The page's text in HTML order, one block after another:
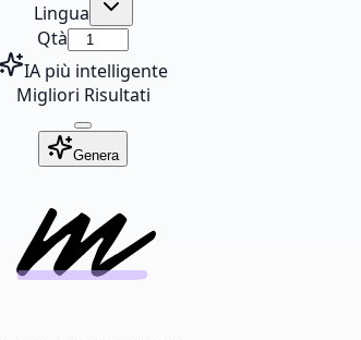
Lingua
Qtà
IA più intelligente
Migliori Risultati
Genera